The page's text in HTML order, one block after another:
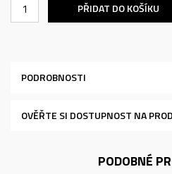
PŘIDAT DO KOŠÍKU
PODROBNOSTI
OVĚŘTE SI DOSTUPNOST NA
PODOBNÉ